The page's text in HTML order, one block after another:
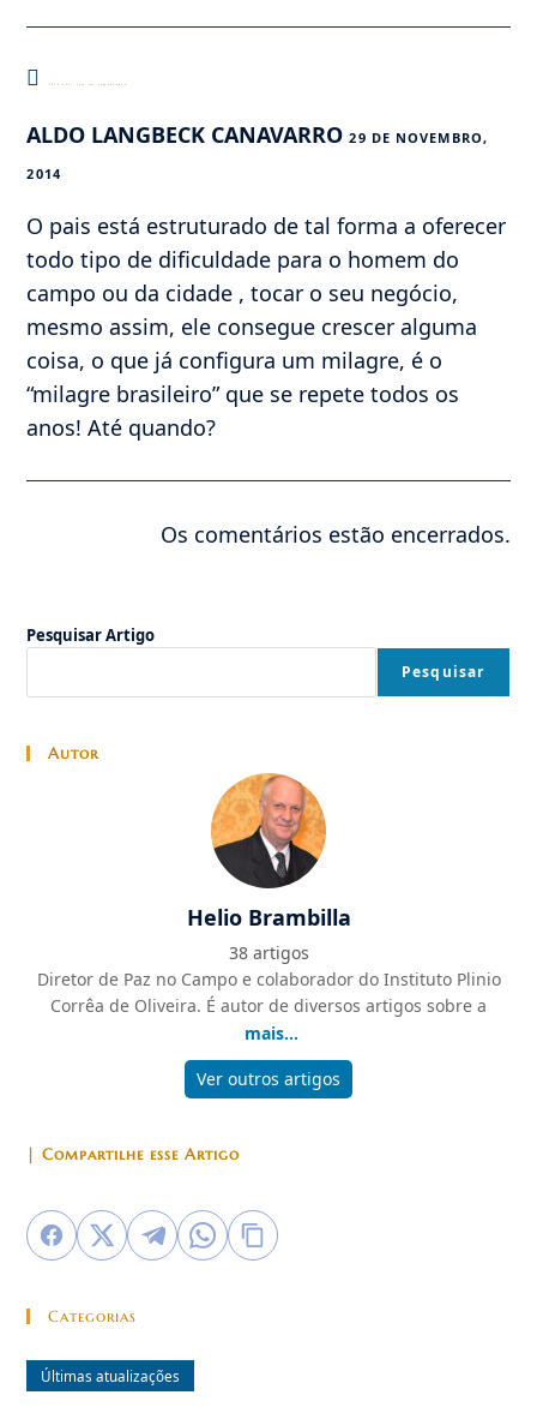
Este post tem um comentário
ALDO LANGBECK CANAVARRO29 DE NOVEMBRO,
2014
O pais está estruturado de tal forma a oferecer
todo tipo de dificuldade para o homem do
campo ou da cidade , tocar o seu negócio,
mesmo assim, ele consegue crescer alguma
coisa, o que já configura um milagre, é o
“milagre brasileiro” que se repete todos os
anos! Até quando?
Os comentários estão encerrados.
Pesquisar Artigo
Pesquisar
Autor
Helio Brambilla
38 artigos
Diretor de Paz no Campo e colaborador do Instituto Plinio
Corrêa de Oliveira. É autor de diversos artigos sobre a
mais...
Ver outros artigos
| Compartilhe esse Artigo
Categorias
Últimas atualizações